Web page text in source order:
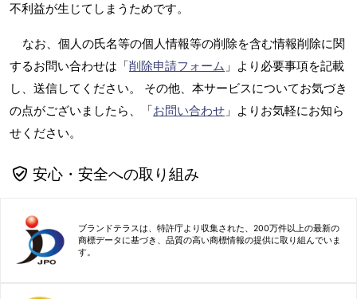
不利益が生じてしまうためです。
なお、個人の氏名等の個人情報等の削除を含む情報削除に関
するお問い合わせは「削除申請フォーム 」より必要事項を記載
し、送信してください。 その他、本サービスについてお気づき
の点がございましたら、「お問い合わせ 」よりお気軽にお知ら
せください。
安心・安全への取り組み
ブランドテラスは、特許庁より収集された、200万件以上の最新の
商標データに基づき、品質の高い商標情報の提供に取り組んでいま
す。